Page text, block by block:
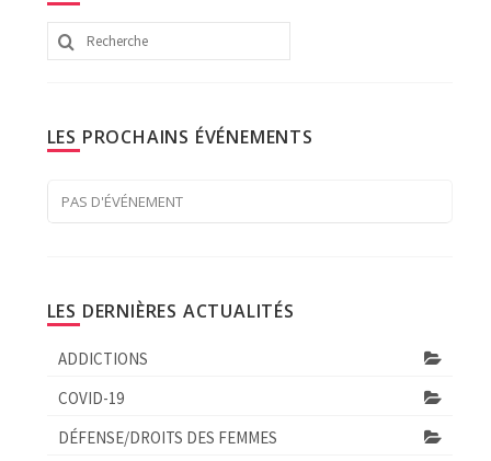
Rechercher
:
LES PROCHAINS ÉVÉNEMENTS
PAS D'ÉVÉNEMENT
LES DERNIÈRES ACTUALITÉS
ADDICTIONS
COVID-19
DÉFENSE/DROITS DES FEMMES